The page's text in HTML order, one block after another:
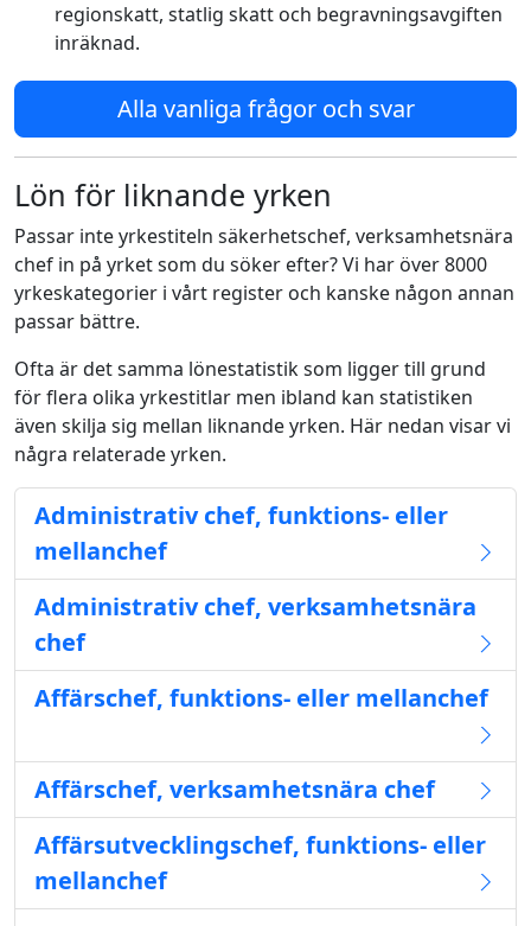
regionskatt, statlig skatt och begravningsavgiften
inräknad.
Alla vanliga frågor och svar
Lön för liknande yrken
Passar inte yrkestiteln säkerhetschef, verksamhetsnära
chef in på yrket som du söker efter? Vi har över 8000
yrkeskategorier i vårt register och kanske någon annan
passar bättre.
Ofta är det samma lönestatistik som ligger till grund
för flera olika yrkestitlar men ibland kan statistiken
även skilja sig mellan liknande yrken. Här nedan visar vi
några relaterade yrken.
Administrativ chef, funktions- eller
mellanchef
Administrativ chef, verksamhetsnära
chef
Affärschef, funktions- eller mellanchef
Affärschef, verksamhetsnära chef
Affärsutvecklingschef, funktions- eller
mellanchef